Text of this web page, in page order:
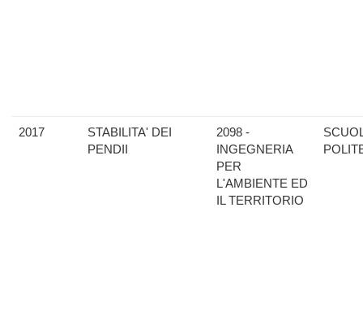
2017
STABILITA' DEI
PENDII
2098 -
INGEGNERIA
PER
L'AMBIENTE ED
IL TERRITORIO